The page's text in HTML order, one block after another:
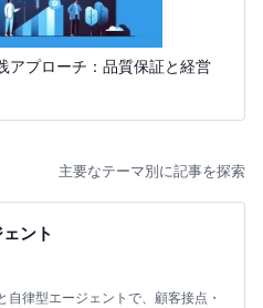
アプローチ：品質保証と経営
主要なテーマ別に記事を探索
ント
律型エージェントで、顧客接点・